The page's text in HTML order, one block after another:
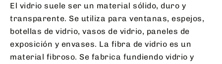
El vidrio suele ser un material sólido, duro y
transparente. Se utiliza para ventanas, espejos,
botellas de vidrio, vasos de vidrio, paneles de
exposición y envases. La fibra de vidrio es un
material fibroso. Se fabrica fundiendo vidrio y